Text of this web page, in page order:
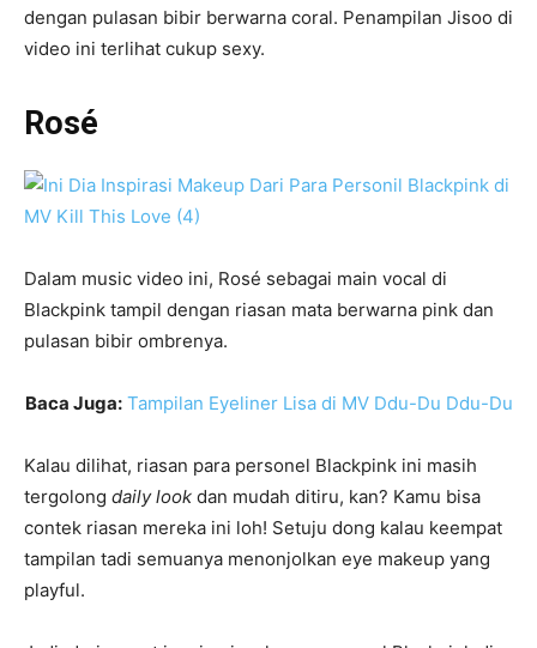
dengan pulasan bibir berwarna coral. Penampilan Jisoo di
video ini terlihat cukup sexy.
Rosé
Dalam music video ini, Rosé sebagai main vocal di
Blackpink tampil dengan riasan mata berwarna pink dan
pulasan bibir ombrenya.
Baca Juga: Tampilan Eyeliner Lisa di MV Ddu-Du Ddu-Du
Kalau dilihat, riasan para personel Blackpink ini masih
tergolong daily look dan mudah ditiru, kan? Kamu bisa
contek riasan mereka ini loh! Setuju dong kalau keempat
tampilan tadi semuanya menonjolkan eye makeup yang
playful.